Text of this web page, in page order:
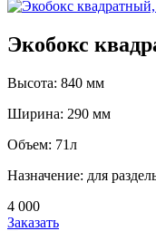
Экобокс
Высота: 840 мм
Ширина: 290 мм
Объем: 71л
Назначение: для
4 000
Заказать